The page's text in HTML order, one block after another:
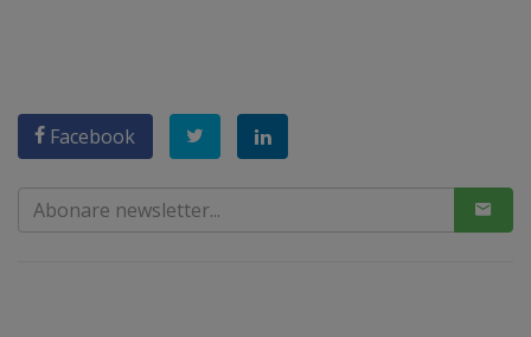
Facebook